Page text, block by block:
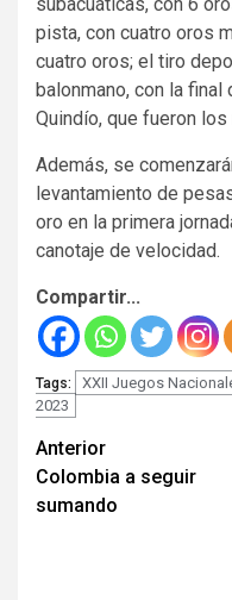
pista, con cuatro oros
cuatro oros; el tiro
balonmano, con la
Quindío, que fueron
Además, se
levantamiento de
oro en la primera
canotaje de velocidad.
Compartir...
Tags:
XXII Juegos
2023
Seguir
leyendo
Anterior
Colombia a seguir
sumando